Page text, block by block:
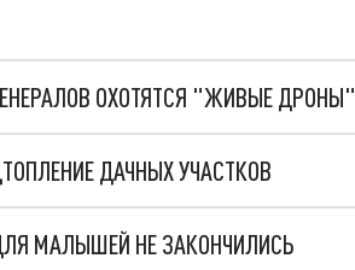
ОХОТЯТСЯ "ЖИВЫЕ ДРОНЫ"
ДАЧНЫХ УЧАСТКОВ
МАЛЫШЕЙ НЕ ЗАКОНЧИЛИСЬ